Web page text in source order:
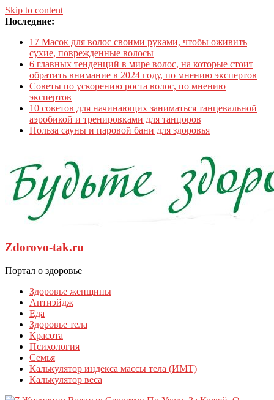
Skip to content
Последние:
17 Масок для волос своими руками, чтобы оживить
сухие, поврежденные волосы
6 главных тенденций в мире волос, на которые стоит
обратить внимание в 2024 году, по мнению экспертов
Советы по ускорению роста волос, по мнению
экспертов
10 советов для начинающих заниматься танцевальной
аэробикой и тренировками для танцоров
Польза сауны и паровой бани для здоровья
Zdorovo-tak.ru
Портал о здоровье
Здоровье женщины
Антиэйдж
Еда
Здоровье тела
Красота
Психология
Семья
Калькулятор индекса массы тела (ИМТ)
Калькулятор веса